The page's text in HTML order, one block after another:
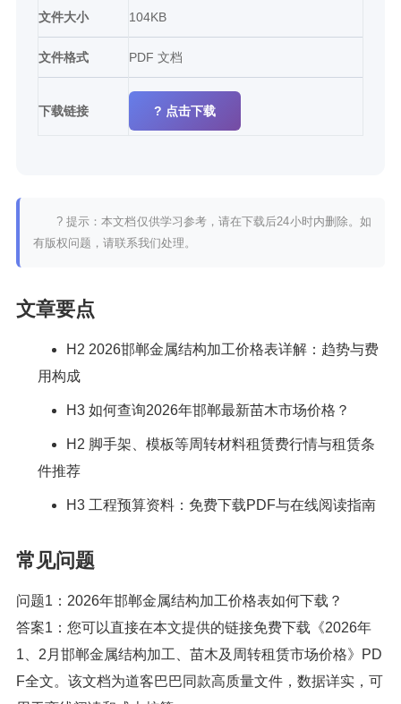
文件大小 104KB
文件格式 PDF 文档
下载链接 ? 点击下载
? 提示：本文档仅供学习参考，请在下载后24小时内删除。如
有版权问题，请联系我们处理。
文章要点
H2 2026邯郸金属结构加工价格表详解：趋势与费
用构成
H3 如何查询2026年邯郸最新苗木市场价格？
H2 脚手架、模板等周转材料租赁费行情与租赁条
件推荐
H3 工程预算资料：免费下载PDF与在线阅读指南
常见问题
问题1：2026年邯郸金属结构加工价格表如何下载？
答案1：您可以直接在本文提供的链接免费下载《2026年
1、2月邯郸金属结构加工、苗木及周转租赁市场价格》PD
F全文。该文档为道客巴巴同款高质量文件，数据详实，可